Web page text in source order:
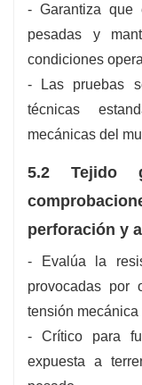
- Garantiza que
pesadas y
condiciones
- Las pruebas
técnicas
mecánicas del
5.2 Tejido
perforación y
- Evalúa la
provocadas por
tensión
- Crítico para
expuesta a